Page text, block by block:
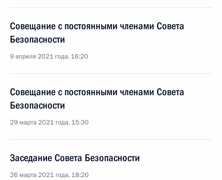
Совещание с постоянными членами Совета
Безопасности
9 апреля 2021 года, 16:20
Совещание с постоянными членами Совета
Безопасности
29 марта 2021 года, 15:30
Заседание Совета Безопасности
26 марта 2021 года, 18:20